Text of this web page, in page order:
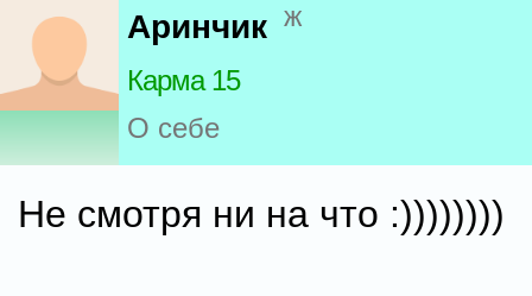
Аринчик ж
Карма 15
О себе
Не смотря ни на что :))))))))